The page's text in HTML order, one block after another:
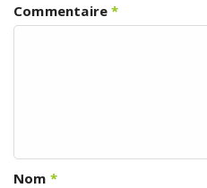
Commentaire*
Nom *